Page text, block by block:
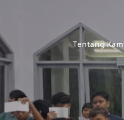
Tentang